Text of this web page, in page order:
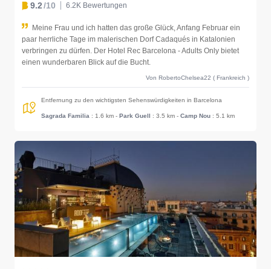
9.2/10 6.2K Bewertungen
Meine Frau und ich hatten das große Glück, Anfang Februar ein
paar herrliche Tage im malerischen Dorf Cadaqués in Katalonien
verbringen zu dürfen. Der Hotel Rec Barcelona - Adults Only bietet
einen wunderbaren Blick auf die Bucht.
Von RobertoChelsea22 ( Frankreich )
Entfernung zu den wichtigsten Sehenswürdigkeiten in Barcelona
Sagrada Familia : 1.6 km - Park Guell : 3.5 km - Camp Nou : 5.1 km